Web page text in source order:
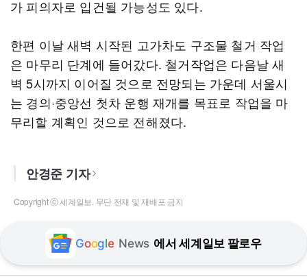
가 피의자로 입건될 가능성도 있다.
한편 이날 새벽 시작된 고가차도 구조물 철거 작업
은 마무리 단계에 들어갔다. 철거작업은 다음날 새
벽 5시까지 이어질 것으로 전망되는 가운데 서울시
는 경의·중앙선 첫차 운행 재개를 목표로 작업을 마
무리할 계획인 것으로 전해졌다.
안경준 기자
Copyright ⓒ 세계일보. 무단 전재 및 재배포 금지
Google News 에서 세계일보 팔로우